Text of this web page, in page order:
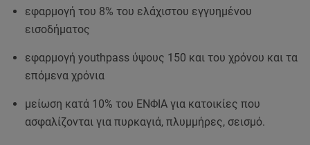
εφαρμογή του 8% του ελάχιστου εγγυημένου
εισοδήματος
εφαρμογή youthpass ύψους 150 και του χρόνου και τα
επόμενα χρόνια
μείωση κατά 10% του ΕΝΦΙΑ για κατοικίες που
ασφαλίζονται για πυρκαγιά, πλυμμήρες, σεισμό.